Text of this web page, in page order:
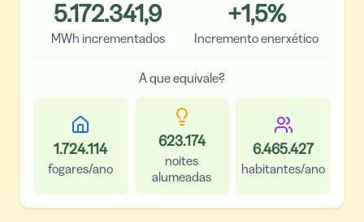
5.172.341,9
MWh incrementados
+1,5%
Incremento enerxético
A que equivale?
1.724.114
fogares/ano
623.174
noites
alumeadas
6.465.427
habitantes/ano